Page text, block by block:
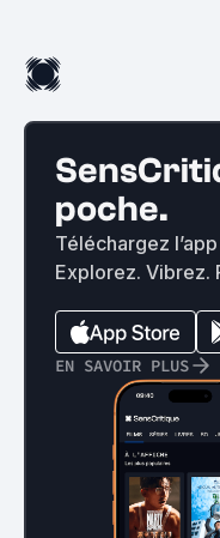
poche.
Téléchargez
Explorez. Vibrez.
EN SAVOIR PLUS